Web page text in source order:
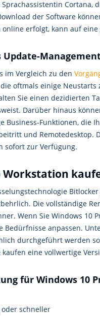
Cortana,
der Software
online erfolgt, kann auf
im Vergleich zu den
oftmals einige
Sie einen dezidierten
Darüber hinaus
Business-Funktionen, die
und Remotedesktop.
sofort zur Verfügung.
Workstation
Die vollständige
Wenn Sie Windows 10
Bedürfnisse anpassen.
durchgeführt werden
eine vollwertige
für Windows 10
oder schneller